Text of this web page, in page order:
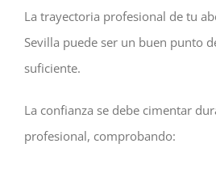
La trayectoria profesional de tu
Sevilla puede ser un buen punto
suficiente.
La confianza se debe cimentar
profesional, comprobando: